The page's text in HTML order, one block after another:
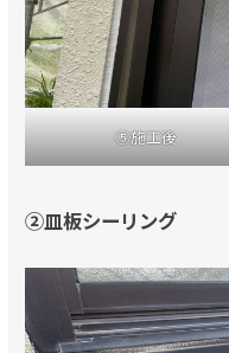
⑤施工後
②皿板シーリング